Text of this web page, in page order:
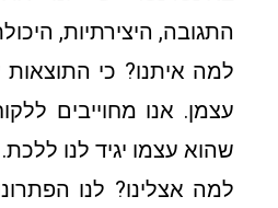
התגובה, היצירתיות,
למה איתנו? כי
עצמן. אנו מחוייבים
שהוא עצמו יגיד לנו ללכת.
למה אצלינו? לנו